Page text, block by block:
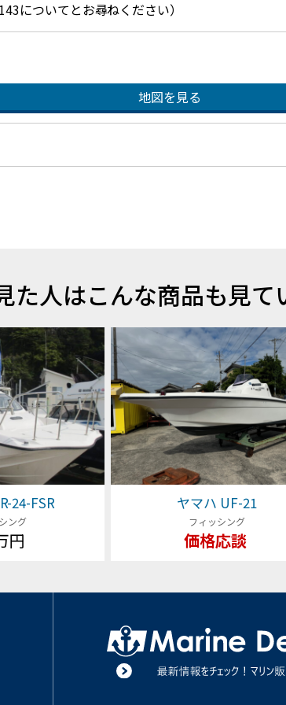
についてとお尋ねください）
地図を見る
た人はこんな商品も見て
24-FSR
ング
円
ヤマハ UF-21
フィッシング
価格応談